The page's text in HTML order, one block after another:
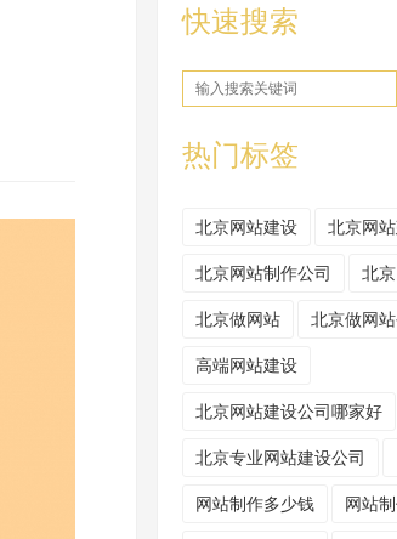
快速搜索
热门标签
北京网站建设 北京网
北京网站制作公司 北
北京做网站 北京做网站
高端网站建设
北京网站建设公司哪家好
北京专业网站建设公司
网站制作多少钱 网站